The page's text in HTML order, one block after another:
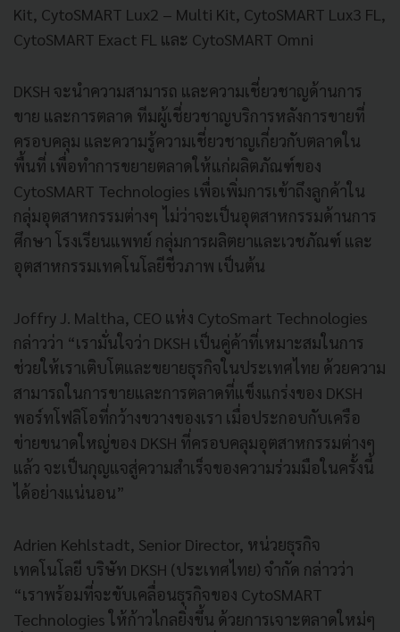
Kit, CytoSMART Lux2 – Multi Kit, CytoSMART Lux3 FL,
CytoSMART Exact FL และ CytoSMART Omni
DKSH จะนำความสามารถ และความเชี่ยวชาญด้านการ
ขาย และการตลาด ทีมผู้เชี่ยวชาญบริการหลังการขายที่
ครอบคลุม และความรู้ความเชี่ยวชาญเกี่ยวกับตลาดใน
พื้นที่ เพื่อทำการขยายตลาดให้แก่ผลิตภัณฑ์ของ
CytoSMART Technologies เพื่อเพิ่มการเข้าถึงลูกค้าใน
กลุ่มอุตสาหกรรมต่างๆ ไม่ว่าจะเป็นอุตสาหกรรมด้านการ
ศึกษา โรงเรียนแพทย์ กลุ่มการผลิตยาและเวชภัณฑ์ และ
อุตสาหกรรมเทคโนโลยีชีวภาพ เป็นต้น
Joffry J. Maltha, CEO แห่ง CytoSmart Technologies
กล่าวว่า “เรามั่นใจว่า DKSH เป็นคู่ค้าที่เหมาะสมในการ
ช่วยให้เราเติบโตและขยายธุรกิจในประเทศไทย ด้วยความ
สามารถในการขายและการตลาดที่แข็งแกร่งของ DKSH
พอร์ทโฟลิโอที่กว้างขวางของเรา เมื่อประกอบกับเครือ
ข่ายขนาดใหญ่ของ DKSH ที่ครอบคลุมอุตสาหกรรมต่างๆ
แล้ว จะเป็นกุญแจสู่ความสําเร็จของความร่วมมือในครั้งนี้
ได้อย่างแน่นอน”
Adrien Kehlstadt, Senior Director, หน่วยธุรกิจ
เทคโนโลยี บริษัท DKSH (ประเทศไทย) จำกัด กล่าวว่า
“เราพร้อมที่จะขับเคลื่อนธุรกิจของ CytoSMART
Technologies ให้ก้าวไกลยิ่งขึ้น ด้วยการเจาะตลาดใหม่ๆ